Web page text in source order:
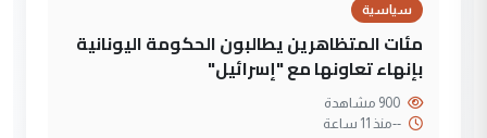
سياسية
مئات المتظاهرين يطالبون الحكومة اليونانية
بإنهاء تعاونها مع "إسرائيل"
--منذ 11 ساعة